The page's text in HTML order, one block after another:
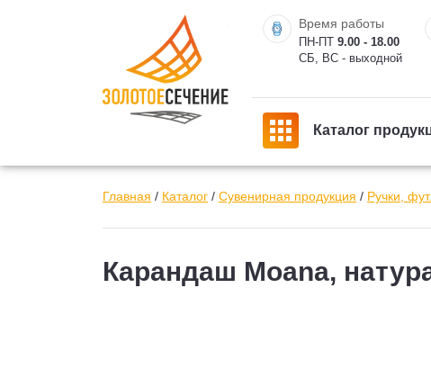
Время работы
ПН-ПТ 9.00 - 18.00
СБ, ВС - выходной
Каталог
Главная / Каталог / Сувенирная продукция / Ручки,
Карандаш Moana,